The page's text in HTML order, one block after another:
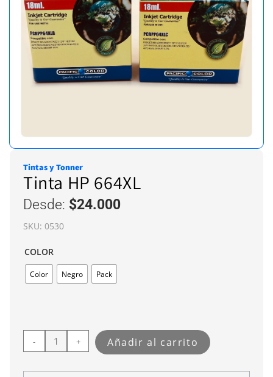
Tintas y Tonner
Tinta HP 664XL
Desde: $24.000
SKU: 0530
COLOR
Color Negro Pack
- + Añadir al carrito